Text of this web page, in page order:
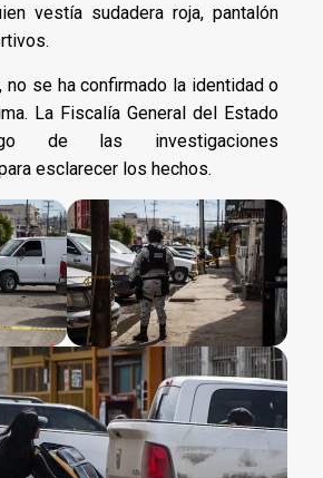
vestía sudadera roja, pantalón
no se ha confirmado la identidad o
La Fiscalía General del Estado
de las investigaciones
esclarecer los hechos.